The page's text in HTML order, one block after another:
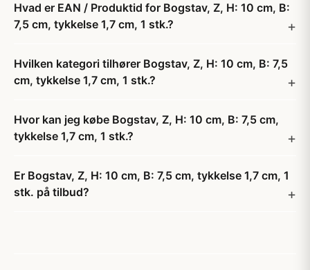
Hvad er EAN / Produktid for Bogstav, Z, H: 10 cm, B:
7,5 cm, tykkelse 1,7 cm, 1 stk.?
Hvilken kategori tilhører Bogstav, Z, H: 10 cm, B: 7,5
cm, tykkelse 1,7 cm, 1 stk.?
Hvor kan jeg købe Bogstav, Z, H: 10 cm, B: 7,5 cm,
tykkelse 1,7 cm, 1 stk.?
Er Bogstav, Z, H: 10 cm, B: 7,5 cm, tykkelse 1,7 cm, 1
stk. på tilbud?